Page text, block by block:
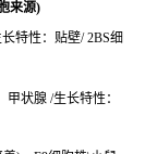
来源)
特性：贴壁/ 2BS细
状腺 /生长特性：